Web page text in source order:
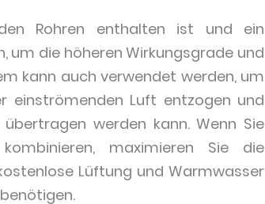
Rohren enthalten ist und ein
um die höheren Wirkungsgrade und
kann auch verwendet werden, um
einströmenden Luft entzogen und
werden kann. Wenn Sie
maximieren Sie die
Lüftung und Warmwasser